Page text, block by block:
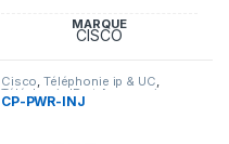
MARQUE
CISCO
Cisco,Téléphonie ip & UC,
Téléphonie IP et Accessoires
Cisco
CP-PWR-INJ